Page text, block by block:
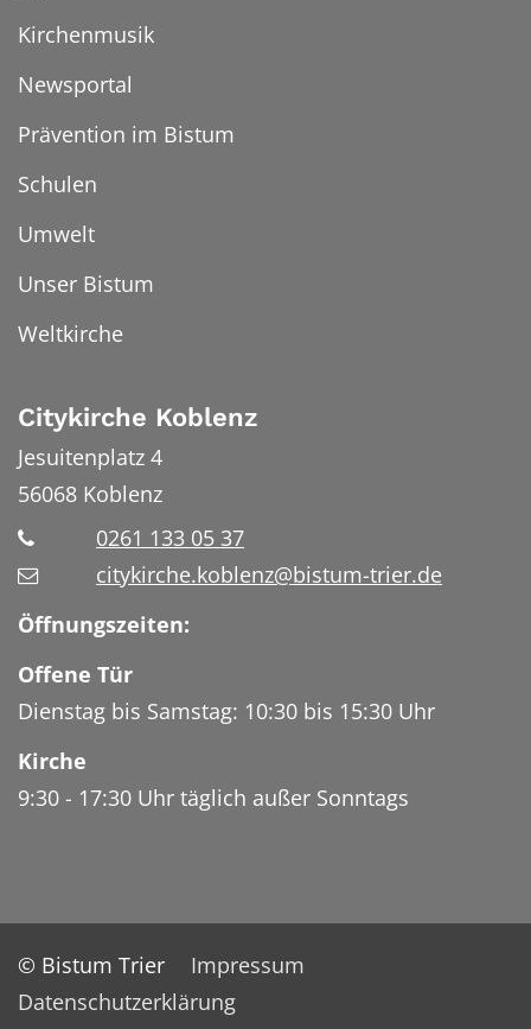
Kirchenmusik
Newsportal
Prävention im Bistum
Schulen
Umwelt
Unser Bistum
Weltkirche
Citykirche Koblenz
Jesuitenplatz 4
56068 Koblenz
0261 133 05 37
citykirche.koblenz@bistum-trier.de
Öffnungszeiten:
Offene Tür
Dienstag bis Samstag: 10:30 bis 15:30 Uhr
Kirche
9:30 - 17:30 Uhr täglich außer Sonntags
© Bistum Trier
Impressum
Datenschutzerklärung